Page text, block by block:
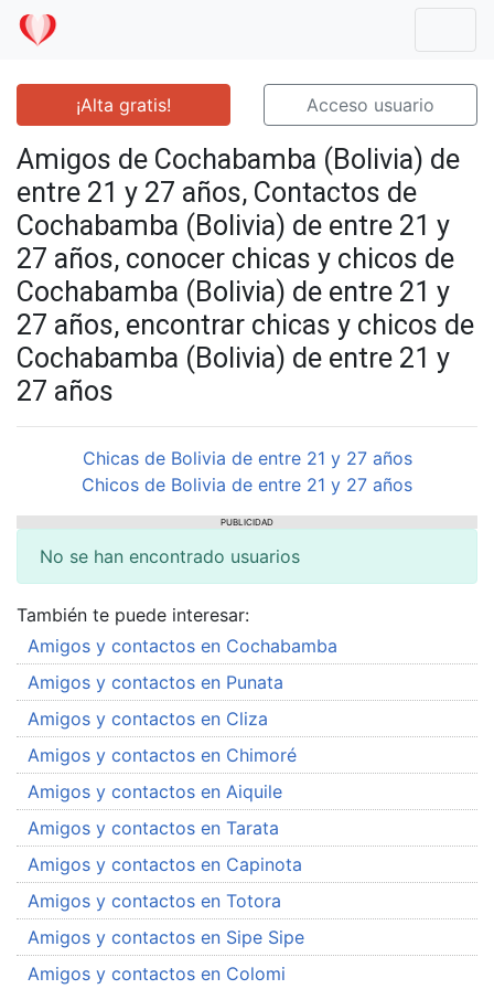
¡Alta gratis! Acceso usuario
Amigos de Cochabamba (Bolivia) de
entre 21 y 27 años, Contactos de
Cochabamba (Bolivia) de entre 21 y
27 años, conocer chicas y chicos de
Cochabamba (Bolivia) de entre 21 y
27 años, encontrar chicas y chicos de
Cochabamba (Bolivia) de entre 21 y
27 años
Chicas de Bolivia de entre 21 y 27 años
Chicos de Bolivia de entre 21 y 27 años
PUBLICIDAD
No se han encontrado usuarios
También te puede interesar:
Amigos y contactos en Cochabamba
Amigos y contactos en Punata
Amigos y contactos en Cliza
Amigos y contactos en Chimoré
Amigos y contactos en Aiquile
Amigos y contactos en Tarata
Amigos y contactos en Capinota
Amigos y contactos en Totora
Amigos y contactos en Sipe Sipe
Amigos y contactos en Colomi